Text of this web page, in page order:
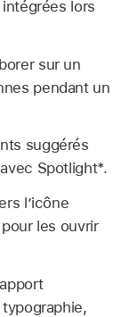
lors
sur un
pendant un
suggérés
Spotlight*.
l’icône
les ouvrir